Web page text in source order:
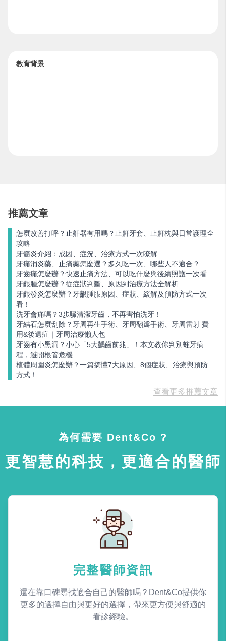
教育背景
推薦文章
怎麼改善打呼？止鼾器有用嗎？止鼾牙套、止鼾枕與日常護理全
攻略
牙髓炎介紹：成因、症況、治療方式一次瞭解
牙痛消炎藥、止痛藥怎麼選？多久吃一次、哪些人不適合？
牙齒痛怎麼辦？快速止痛方法、可以吃什麼與後續照護一次看
牙齦腫怎麼辦？從症狀判斷、原因到治療方法全解析
牙齦發炎怎麼辦？牙齦腫脹原因、症狀、緩解及預防方式一次
看！
洗牙會痛嗎？3步驟清潔牙齒，不再害怕洗牙！
牙結石怎麼刮除？牙周再生手術、牙周翻瓣手術、牙周雷射 費
用&後遺症｜牙周治療懶人包
牙齒有小黑洞？小心「5大齲齒前兆」！本文教你判別蛀牙病
程，避開根管危機
植體周圍炎怎麼辦？一篇搞懂7大原因、8個症狀、治療與預防
方式！
查看更多推薦文章
為何需要 Dent&Co ?
更智慧的科技，更適合的醫師
完整醫師資訊
還在靠口碑尋找適合自己的醫師嗎？Dent&Co提供你
更多的選擇自由與更好的選擇，帶來更方便與舒適的
看診經驗。